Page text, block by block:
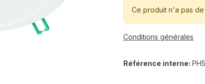
Ce produit n'a pas
Conditions générales
Référence interne: